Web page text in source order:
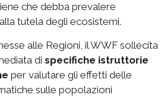
che debba prevalere
tutela degli ecosistemi.
alle Regioni, il WWF sollecita
di specifiche istruttorie
per valutare gli effetti delle
sulle popolazioni